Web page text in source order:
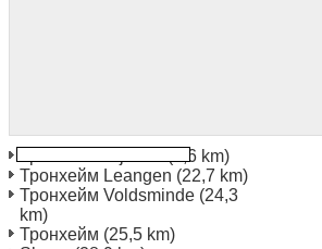
(1,6 km)
Тронхейм Leangen (22,7 km)
Тронхейм Voldsminde (24,3
km)
Тронхейм (25,5 km)